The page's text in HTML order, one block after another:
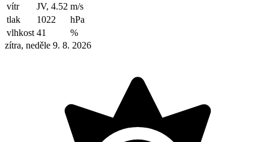
vítr
JV, 4.52 m/s
tlak
1022
hPa
vlhkost 41
%
zítra, neděle 9. 8. 2026